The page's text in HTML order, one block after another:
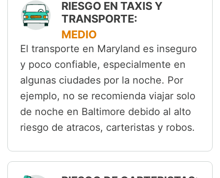
RIESGO EN TAXIS Y
TRANSPORTE:
MEDIO
El transporte en Maryland es inseguro
y poco confiable, especialmente en
algunas ciudades por la noche. Por
ejemplo, no se recomienda viajar solo
de noche en Baltimore debido al alto
riesgo de atracos, carteristas y robos.